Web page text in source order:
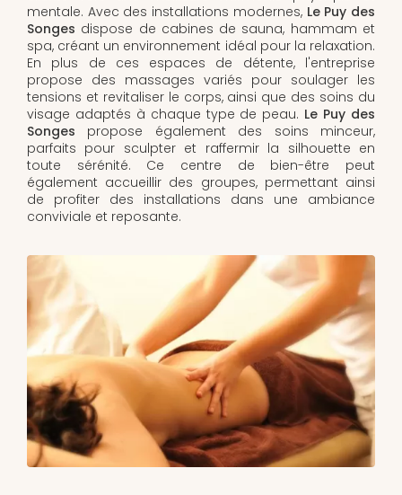
mentale. Avec des installations modernes, Le Puy des
Songes dispose de cabines de sauna, hammam et
spa, créant un environnement idéal pour la relaxation.
En plus de ces espaces de détente, l'entreprise
propose des massages variés pour soulager les
tensions et revitaliser le corps, ainsi que des soins du
visage adaptés à chaque type de peau. Le Puy des
Songes propose également des soins minceur,
parfaits pour sculpter et raffermir la silhouette en
toute sérénité. Ce centre de bien-être peut
également accueillir des groupes, permettant ainsi
de profiter des installations dans une ambiance
conviviale et reposante.